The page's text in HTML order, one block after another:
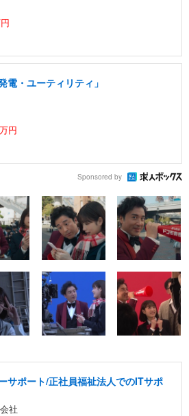
電・ユーティリティ」
円
Sponsored by
サポート/正社員福祉法人でのITサポ
社